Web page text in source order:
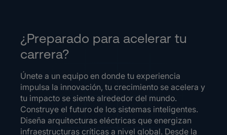
¿Preparado para acelerar tu
carrera?
Únete a un equipo en donde tu experiencia
impulsa la innovación, tu crecimiento se acelera y
tu impacto se siente alrededor del mundo.
Construye el futuro de los sistemas inteligentes.
Diseña arquitecturas eléctricas que energizan
infraestructuras críticas a nivel global. Desde la